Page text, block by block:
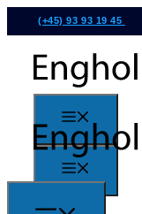
(+45) 93 93 19 45